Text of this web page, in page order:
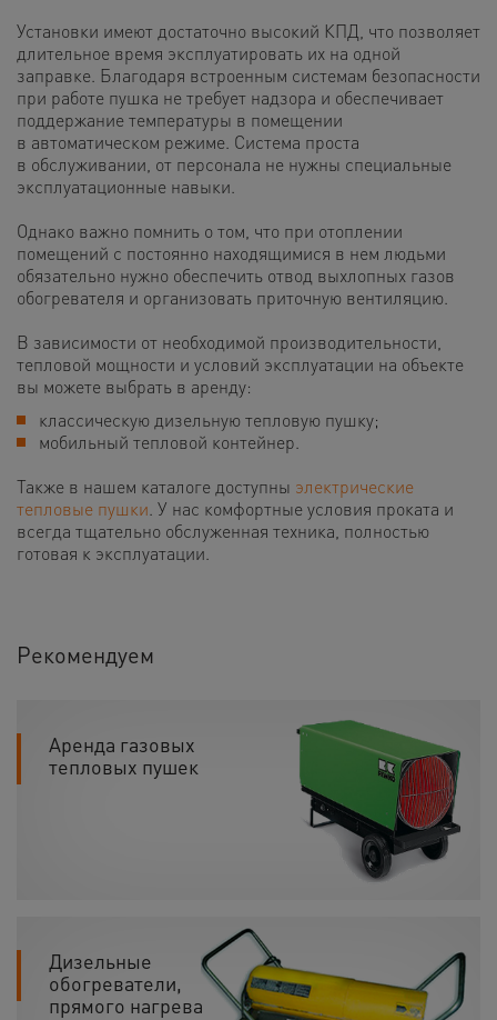
Установки имеют достаточно высокий КПД, что позволяет
длительное время эксплуатировать их на одной
заправке. Благодаря встроенным системам безопасности
при работе пушка не требует надзора и обеспечивает
поддержание температуры в помещении
в автоматическом режиме. Система проста
в обслуживании, от персонала не нужны специальные
эксплуатационные навыки.
Однако важно помнить о том, что при отоплении
помещений с постоянно находящимися в нем людьми
обязательно нужно обеспечить отвод выхлопных газов
обогревателя и организовать приточную вентиляцию.
В зависимости от необходимой производительности,
тепловой мощности и условий эксплуатации на объекте
вы можете выбрать в аренду:
классическую дизельную тепловую пушку;
мобильный тепловой контейнер.
Также в нашем каталоге доступны электрические
тепловые пушки. У нас комфортные условия проката и
всегда тщательно обслуженная техника, полностью
готовая к эксплуатации.
Рекомендуем
Аренда газовых
тепловых пушек
Дизельные
обогреватели,
прямого нагрева